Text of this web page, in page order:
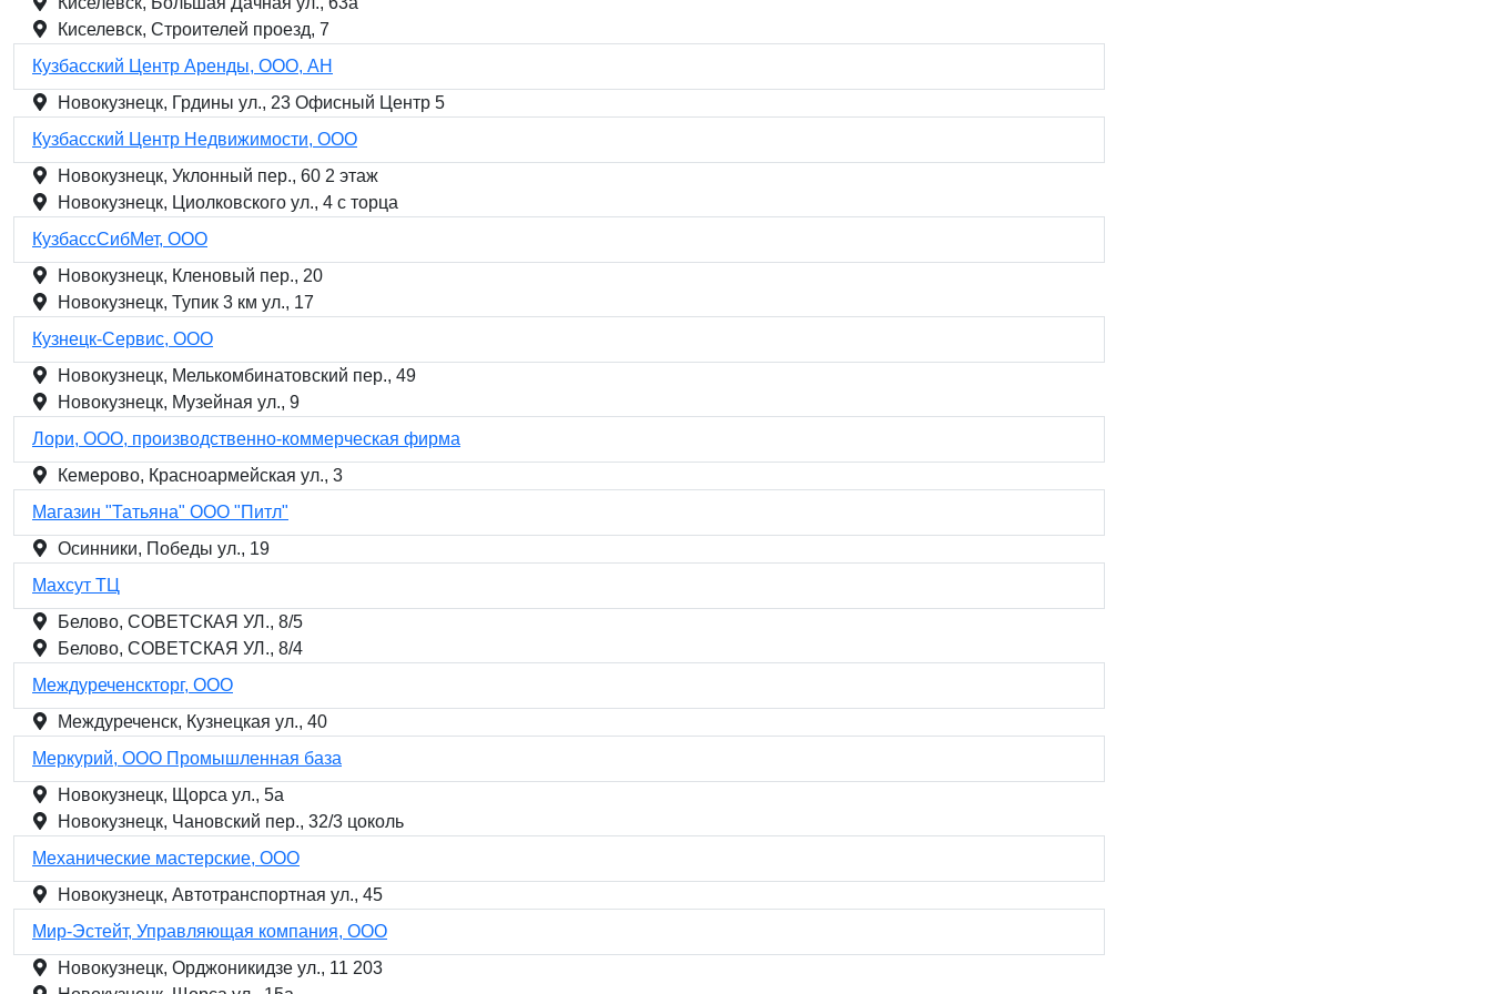
Киселевск, Строителей проезд, 7
Кузбасский Центр Аренды, ООО, АН
Новокузнецк, Грдины ул., 23 Офисный Центр 5
Кузбасский Центр Недвижимости, ООО
Новокузнецк, Уклонный пер., 60 2 этаж
Новокузнецк, Циолковского ул., 4 с торца
КузбассСибМет, ООО
Новокузнецк, Кленовый пер., 20
Новокузнецк, Тупик 3 км ул., 17
Кузнецк-Сервис, ООО
Новокузнецк, Мелькомбинатовский пер., 49
Новокузнецк, Музейная ул., 9
Лори, ООО, производственно-коммерческая фирма
Кемерово, Красноармейская ул., 3
Магазин "Татьяна" ООО "Питл"
Осинники, Победы ул., 19
Махсут ТЦ
Белово, СОВЕТСКАЯ УЛ., 8/5
Белово, СОВЕТСКАЯ УЛ., 8/4
Междуреченскторг, ООО
Междуреченск, Кузнецкая ул., 40
Меркурий, ООО Промышленная база
Новокузнецк, Щорса ул., 5а
Новокузнецк, Чановский пер., 32/3 цоколь
Механические мастерские, ООО
Новокузнецк, Автотранспортная ул., 45
Мир-Эстейт, Управляющая компания, ООО
Новокузнецк, Орджоникидзе ул., 11 203